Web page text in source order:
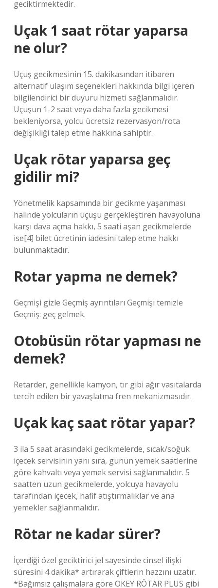
geciktirmektedir.
Uçak 1 saat rötar yaparsa
ne olur?
Uçuş gecikmesinin 15. dakikasından itibaren
alternatif ulaşım seçenekleri hakkında bilgi içeren
bilgilendirici bir duyuru hizmeti sağlanmalıdır.
Uçuşun 1-2 saat veya daha fazla gecikmesi
bekleniyorsa, yolcu ücretsiz rezervasyon/rota
değişikliği talep etme hakkına sahiptir.
Uçak rötar yaparsa geç
gidilir mi?
Yönetmelik kapsamında bir gecikme yaşanması
halinde yolcuların uçuşu gerçekleştiren havayoluna
karşı dava açma hakkı, 5 saati aşan gecikmelerde
ise[4] bilet ücretinin iadesini talep etme hakkı
bulunmaktadır.
Rotar yapma ne demek?
Geçmişi gizle Geçmiş ayrıntıları Geçmişi temizle
Geçmiş: geç gelmek.
Otobüsün rötar yapması ne
demek?
Retarder, genellikle kamyon, tır gibi ağır vasıtalarda
tercih edilen bir yavaşlatma fren mekanizmasıdır.
Uçak kaç saat rötar yapar?
3 ila 5 saat arasındaki gecikmelerde, sıcak/soğuk
içecek servisinin yanı sıra, günün yemek saatlerine
göre kahvaltı veya yemek servisi sağlanmalıdır. 5
saatten uzun gecikmelerde, yolcuya havayolu
tarafından içecek, hafif atıştırmalıklar ve ana
yemekler sağlanmalıdır.
Rötar ne kadar sürer?
İçerdiği özel geciktirici jel sayesinde cinsel ilişki
süresini 4 dakika* artırarak çiftlerin hazzını uzatır.
*Bağımsız çalışmalara göre OKEY RÖTAR PLUS gibi